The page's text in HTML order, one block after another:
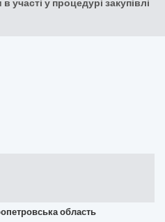
участі у процедурі закупівлі
область